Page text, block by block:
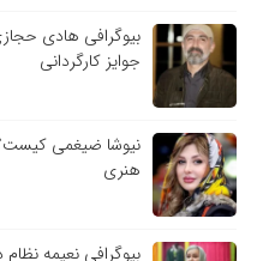
بیوگرافی هادی
جوایز کارگردانی
نیوشا ضیغمی کیست؟
هنری
بیوگرافی نعیمه